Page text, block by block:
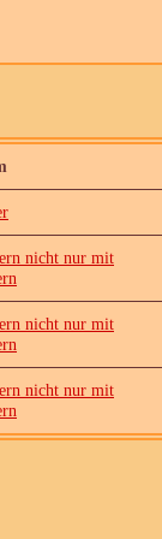
nicht nur mit
nicht nur mit
nicht nur mit